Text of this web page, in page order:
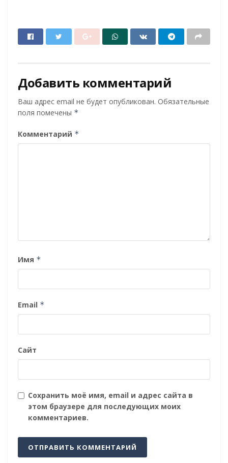
Добавить комментарий
Ваш адрес email не будет опубликован. Обязательные
поля помечены *
Комментарий *
Имя *
Email *
Сайт
Сохранить моё имя, email и адрес сайта в
этом браузере для последующих моих
комментариев.